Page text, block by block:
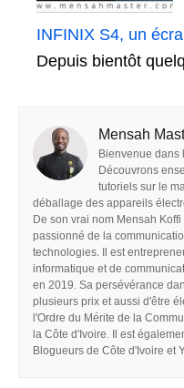
INFINIX S4, un
Depuis bientôt
Mensah
Bienvenue dans
Découvrons
tutoriels sur le
déballage des appareils
De son vrai nom Mensah
passionné de la
technologies. Il est
informatique et de
en 2019. Sa persévérance
plusieurs prix et aussi d'être
l'Ordre du Mérite de la
la Côte d'Ivoire. Il est
Blogueurs de Côte d'Ivoire et